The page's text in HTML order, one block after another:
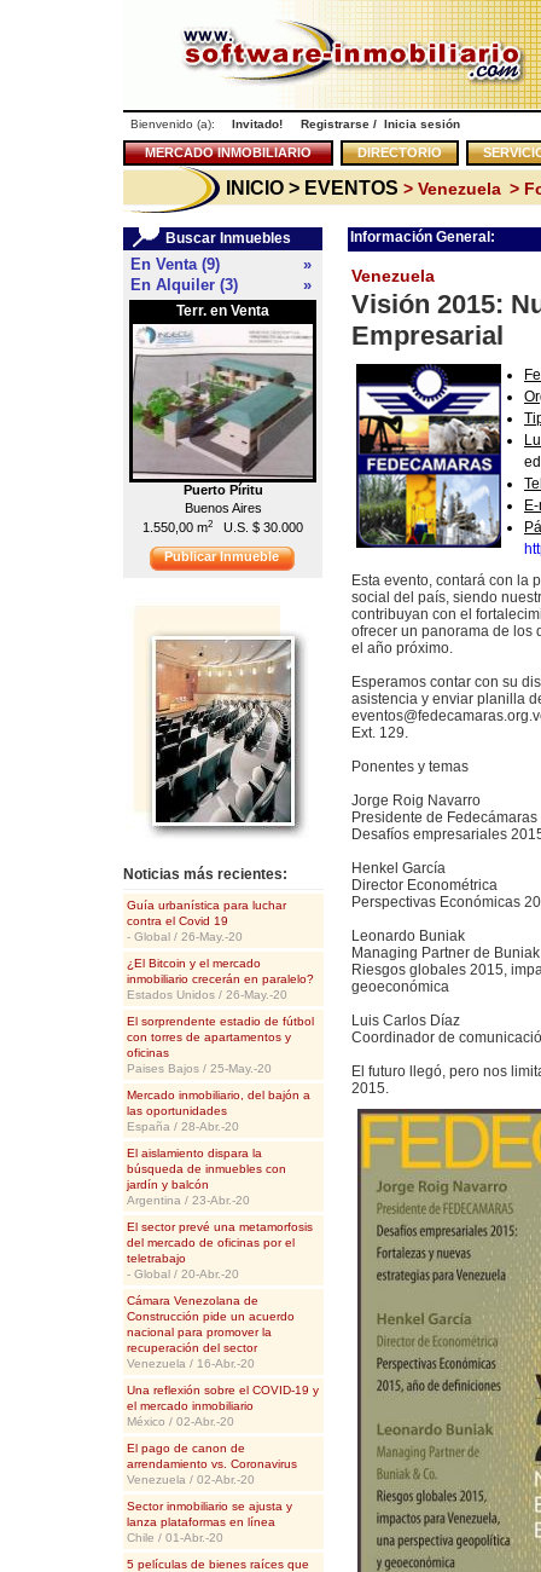
Bienvenido (a): Invitado! Registrarse / Inicia sesión
MERCADO INMOBILIARIO DIRECTORIO
INICIO > EVENTOS > Venezuela >
Buscar Inmuebles
En Venta (9)
»
En Alquiler (3)
»
Terr. en Venta
Puerto Píritu
Buenos Aires
1.550,00 m2 U.S. $ 30.000
Local en Venta
Caracas
Chacao
55,00 m2 U.S. $ 176.000
Publicar Inmueble
Noticias más recientes:
Guía urbanística para luchar
contra el Covid 19
- Global / 26-May.-20
¿El Bitcoin y el mercado
inmobiliario crecerán en paralelo?
Estados Unidos / 26-May.-20
El sorprendente estadio de fútbol
con torres de apartamentos y
oficinas
Paises Bajos / 25-May.-20
Mercado inmobiliario, del bajón a
las oportunidades
España / 28-Abr.-20
El aislamiento dispara la
búsqueda de inmuebles con
jardín y balcón
Argentina / 23-Abr.-20
El sector prevé una metamorfosis
del mercado de oficinas por el
teletrabajo
- Global / 20-Abr.-20
Cámara Venezolana de
Construcción pide un acuerdo
nacional para promover la
recuperación del sector
Venezuela / 16-Abr.-20
Una reflexión sobre el COVID-19 y
el mercado inmobiliario
México / 02-Abr.-20
El pago de canon de
arrendamiento vs. Coronavirus
Venezuela / 02-Abr.-20
Sector inmobiliario se ajusta y
lanza plataformas en línea
Chile / 01-Abr.-20
5 películas de bienes raíces que
Información General:
Venezuela
Visión 2015:
Empresarial
Esta evento, contará con la
social del país, siendo
contribuyan con el
ofrecer un panorama de los
el año próximo.
Esperamos contar con su
asistencia y enviar planilla
Ext. 129.
Ponentes y temas
Jorge Roig Navarro
Presidente de Fedecámaras
Desafíos empresariales
Henkel García
Director Econométrica
Perspectivas Económicas
Leonardo Buniak
Managing Partner de
Riesgos globales 2015,
geoeconómica
Luis Carlos Díaz
Coordinador de
El futuro llegó, pero nos
2015.